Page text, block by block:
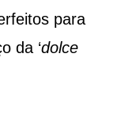
para
da ‘dolce